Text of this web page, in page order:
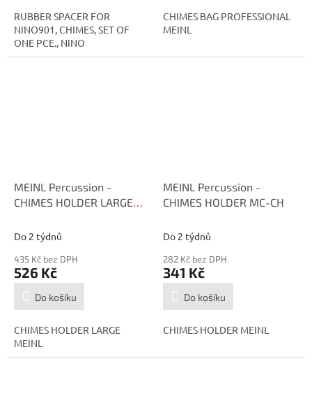
RUBBER SPACER FOR
NINO901, CHIMES, SET OF
ONE PCE., NINO
CHIMES BAG PROFESSIONAL
MEINL
MEINL Percussion -
CHIMES HOLDER LARGE
Do 2 týdnů
435 Kč bez DPH
526 Kč
Do košíku
CHIMES HOLDER LARGE
MEINL
MEINL Percussion -
CHIMES HOLDER MC-CH
Do 2 týdnů
282 Kč bez DPH
341 Kč
Do košíku
CHIMES HOLDER MEINL